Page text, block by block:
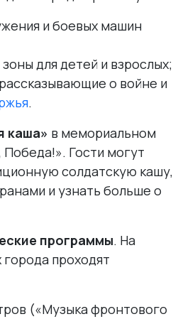
и боевых машин
для детей и взрослых;
о войне и
.
каша» в мемориальном
Гости могут
солдатскую кашу,
и узнать больше о
программы. На
проходят
(«Музыка фронтового